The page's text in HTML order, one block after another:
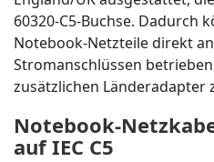
60320-C5-Buchse. Dadurch
Notebook-Netzteile direkt
Stromanschlüssen
zusätzlichen Länderadapter
Notebook-
auf IEC C5